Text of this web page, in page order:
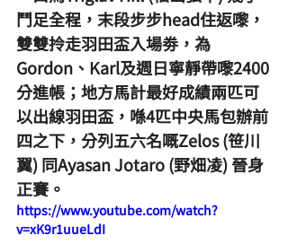
鬥足全程，末段步步head住返嚟，
雙雙拎走羽田盃入場劵，為
Gordon、Karl及週日寧靜帶嚟2400
分進帳；地方馬計最好成績兩匹可
以出線羽田盃，喺4匹中央馬包辦前
四之下，分列五六名嘅Zelos (笹川
翼) 同Ayasan Jotaro (野畑凌) 晉身
正賽。
https://www.youtube.com/watch?
v=xK9r1uueLdI